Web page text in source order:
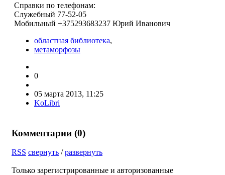
Справки по телефонам:
Служебный 77-52-05
Мобильный +375293683237 Юрий Иванович
областная библиотека,
метаморфозы
0
05 марта 2013, 11:25
KoLibri
Комментарии (0)
RSS свернуть /развернуть
Только зарегистрированные и авторизованные